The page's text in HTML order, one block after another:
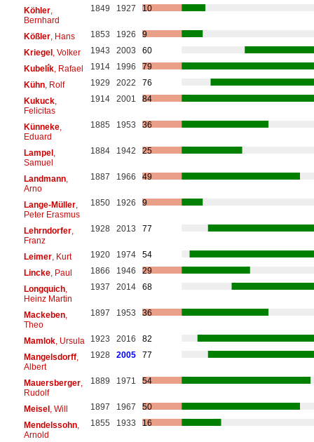
Köhler,
Bernhard
1849 1927 10
Kößler, Hans 1853 1926
9
Kriegel, Volker 1943 2003
60
Kubelík, Rafael 1914 1996
79
Kühn, Rolf 1929 2022
76
Kukuck,
Felicitas
1914 2001 84
Künneke,
Eduard
1885 1953 36
Lampel,
Samuel
1884 1942 25
Landmann,
Arno
1887 1966 49
Lange-Müller,
Peter Erasmus
1850 1926 9
Lehrndorfer,
Franz
1928 2013 77
Leimer, Kurt 1920 1974
54
Lincke, Paul 1866 1946
29
Longquich,
Heinz Martin
1937 2014 68
Mackeben,
Theo
1897 1953 36
Mamlok, Ursula 1923 2016
82
Mangelsdorff,
Albert
1928 2005 77
Mauersberger,
Rudolf
1889 1971 54
Meisel, Will 1897 1967
50
Mendelssohn,
Arnold
1855 1933 16